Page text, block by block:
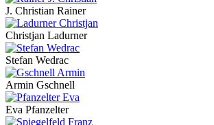
J. Christian Rainer
Christjan Ladurner
Stefan Wedrac
Armin Gschnell
Eva Pfanzelter